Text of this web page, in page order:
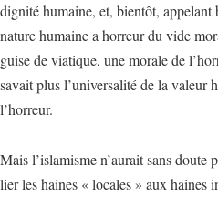
dignité humaine, et, bientôt,
nature humaine a horreur du vide
guise de viatique, une morale de
savait plus l’universalité de la valeur
l’horreur.
Mais l’islamisme n’aurait sans doute
lier les haines « locales » aux haines